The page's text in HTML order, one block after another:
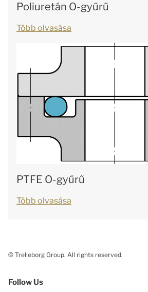
Poliuretán O-gyűrű
Több olvasása
PTFE O-gyűrű
Több olvasása
© Trelleborg Group. All rights reserved.
Follow Us